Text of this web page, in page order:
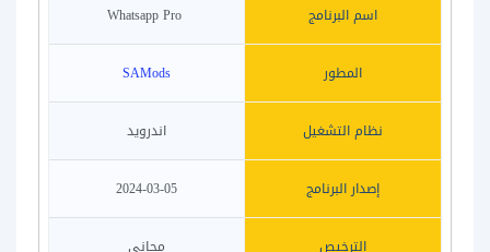
اسم البرنامج
المطور SAMods
نظام التشغيل اندرويد
إصدار البرنامج 2024-03-05
الترخيص مجاني